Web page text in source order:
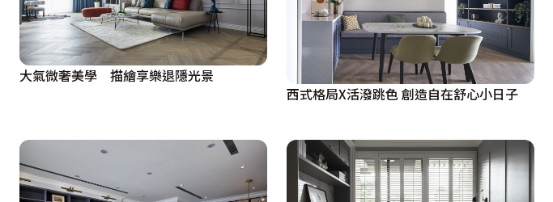
大氣微奢美學 描繪享樂退隱光景
西式格局X活潑跳色 創造自在舒心小日子